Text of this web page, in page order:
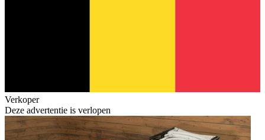
Verkoper
Deze advertentie is verlopen